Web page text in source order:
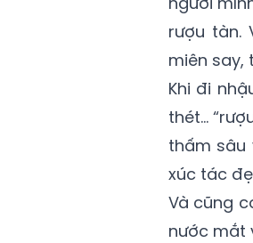
rượu tàn.
miên say,
Khi đi
thét…
thấm sâu
xúc tác
Và cũng
nước mắt